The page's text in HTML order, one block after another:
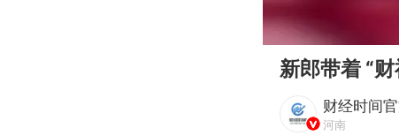
00:00
新郎带着 “
财经时间
河南